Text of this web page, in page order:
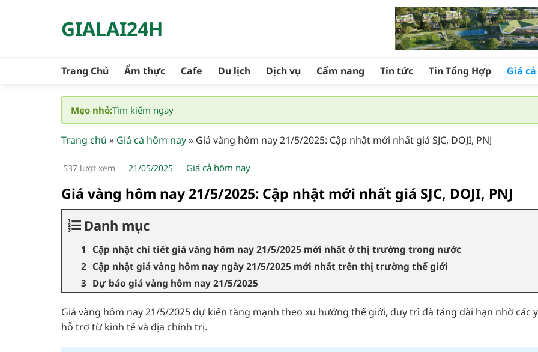
GIALAI24H
Trang Chủ Ẩm thực Cafe Du lịch Dịch vụ Cẩm nang Tin tức Tin Tổng Hợp Giá
Mẹo nhỏ:Tìm kiếm ngay
Trang chủ » Giá cả hôm nay» Giá vàng hôm nay 21/5/2025: Cập nhật mới nhất giá SJC, DOJI, PNJ
537 lượt xem 21/05/2025 Giá cả hôm nay
Giá vàng hôm nay 21/5/2025: Cập nhật mới nhất giá SJC, DOJI, PNJ
Danh mục
Cập nhật chi tiết giá vàng hôm nay 21/5/2025 mới nhất ở thị trường trong nước
Cập nhật giá vàng hôm nay ngày 21/5/2025 mới nhất trên thị trường thế giới
Dự báo giá vàng hôm nay 21/5/2025
Giá vàng hôm nay 21/5/2025 dự kiến tăng mạnh theo xu hướng thế giới, duy trì đà tăng dài hạn nhờ các
hỗ trợ từ kinh tế và địa chính trị.